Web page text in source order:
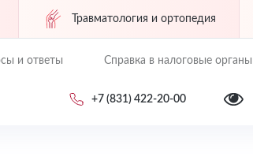
Травматология и ортопедия
и ответы Справка в налоговые органы
+7 (831) 422-20-00